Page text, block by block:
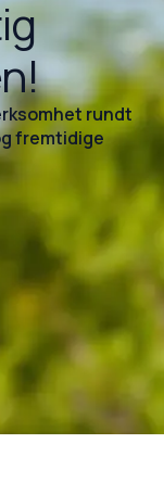
rundt
fremtidige